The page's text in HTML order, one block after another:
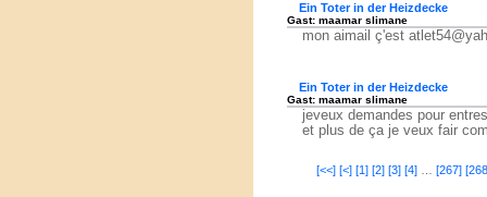
Ein Toter in der Heizdecke
Gast: maamar slimane
mon aimail ç'est
Ein Toter in der Heizdecke
Gast: maamar slimane
jeveux demandes pour
et plus de ça je veux fair
[<<] [<] [1] [2] [3] [4]… [267]